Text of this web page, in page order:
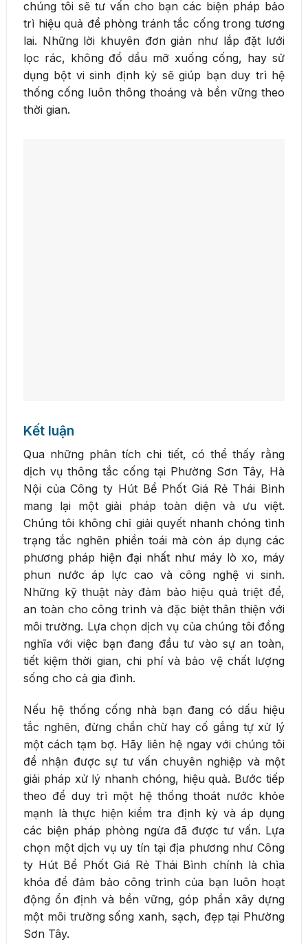
chúng tôi sẽ tư vấn cho bạn các biện pháp bảo
trì hiệu quả để phòng tránh tắc cống trong tương
lai. Những lời khuyên đơn giản như lắp đặt lưới
lọc rác, không đổ dầu mỡ xuống cống, hay sử
dụng bột vi sinh định kỳ sẽ giúp bạn duy trì hệ
thống cống luôn thông thoáng và bền vững theo
thời gian.
Kết luận
Qua những phân tích chi tiết, có thể thấy rằng
dịch vụ thông tắc cống tại Phường Sơn Tây, Hà
Nội của Công ty Hút Bể Phốt Giá Rẻ Thái Bình
mang lại một giải pháp toàn diện và ưu việt.
Chúng tôi không chỉ giải quyết nhanh chóng tình
trạng tắc nghẽn phiền toái mà còn áp dụng các
phương pháp hiện đại nhất như máy lò xo, máy
phun nước áp lực cao và công nghệ vi sinh.
Những kỹ thuật này đảm bảo hiệu quả triệt để,
an toàn cho công trình và đặc biệt thân thiện với
môi trường. Lựa chọn dịch vụ của chúng tôi đồng
nghĩa với việc bạn đang đầu tư vào sự an toàn,
tiết kiệm thời gian, chi phí và bảo vệ chất lượng
sống cho cả gia đình.
Nếu hệ thống cống nhà bạn đang có dấu hiệu
tắc nghẽn, đừng chần chừ hay cố gắng tự xử lý
một cách tạm bợ. Hãy liên hệ ngay với chúng tôi
để nhận được sự tư vấn chuyên nghiệp và một
giải pháp xử lý nhanh chóng, hiệu quả. Bước tiếp
theo để duy trì một hệ thống thoát nước khỏe
mạnh là thực hiện kiểm tra định kỳ và áp dụng
các biện pháp phòng ngừa đã được tư vấn. Lựa
chọn một dịch vụ uy tín tại địa phương như Công
ty Hút Bể Phốt Giá Rẻ Thái Bình chính là chìa
khóa để đảm bảo công trình của bạn luôn hoạt
động ổn định và bền vững, góp phần xây dựng
một môi trường sống xanh, sạch, đẹp tại Phường
Sơn Tây.